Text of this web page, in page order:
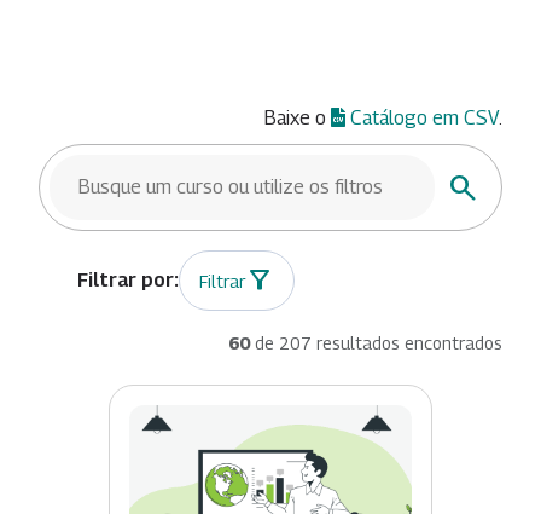
Baixe o Catálogo em CSV.
BUSCAR CURSOS
Buscar
Filtrar
60de 207 resultados encontrados